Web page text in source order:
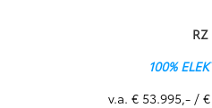
RZ
100%
v.a. € 53.995,- /